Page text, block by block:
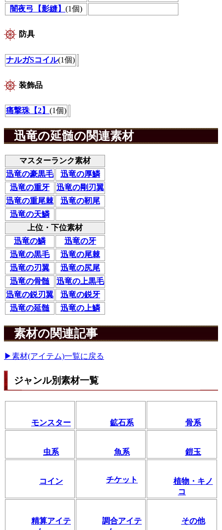
闇夜弓【影縫】 (1個)
防具
ナルガSコイル(1個)
装飾品
痛撃珠【2】 (1個)
迅竜の延髄の関連素材
マスターランク素材
迅竜の豪黒毛
迅竜の厚鱗
迅竜の重牙
迅竜の剛刃翼
迅竜の重尾棘
迅竜の靭尾
迅竜の天鱗
上位・下位素材
迅竜の鱗
迅竜の牙
迅竜の黒毛
迅竜の尾棘
迅竜の刃翼
迅竜の尻尾
迅竜の骨髄
迅竜の上黒毛
迅竜の鋭刃翼
迅竜の鋭牙
迅竜の延髄
迅竜の上鱗
素材の関連記事
▶素材(アイテム)一覧に戻る
ジャンル別素材一覧
モンスター 鉱石系 骨系
虫系 魚系 鎧玉
コイン チケット
植物・キノ
コ
精算アイテ
調合アイテ
その他